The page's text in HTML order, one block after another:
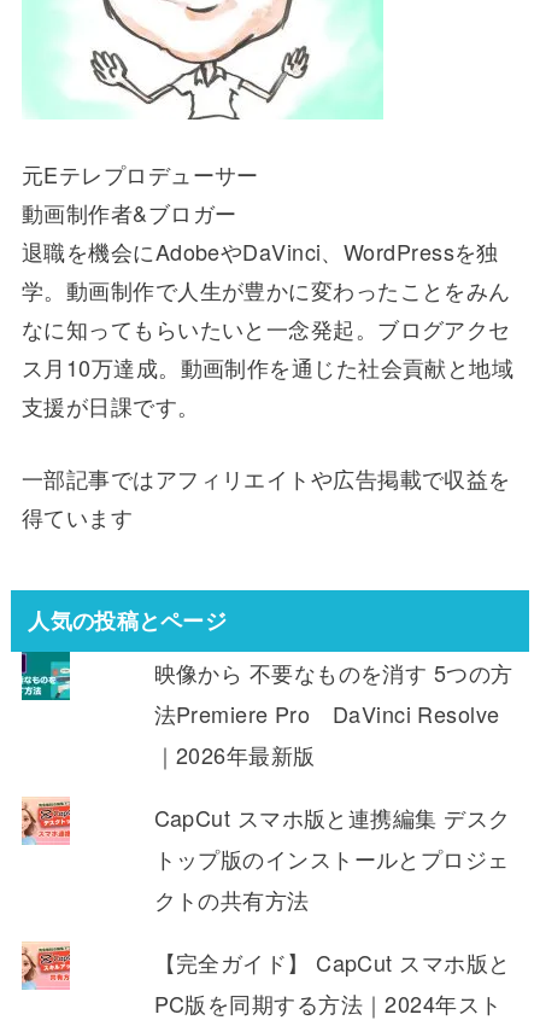
元Eテレプロデューサー
動画制作者&ブロガー
退職を機会にAdobeやDaVinci、WordPressを独
学。動画制作で人生が豊かに変わったことをみん
なに知ってもらいたいと一念発起。ブログアクセ
ス月10万達成。動画制作を通じた社会貢献と地域
支援が日課です。
一部記事ではアフィリエイトや広告掲載で収益を
得ています
人気の投稿とページ
映像から 不要なものを消す 5つの方
法Premiere Pro DaVinci Resolve
｜2026年最新版
CapCut スマホ版と連携編集 デスク
トップ版のインストールとプロジェ
クトの共有方法
【完全ガイド】 CapCut スマホ版と
PC版を同期する方法｜2024年スト